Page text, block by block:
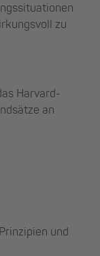
zu
Harvard-
an
und